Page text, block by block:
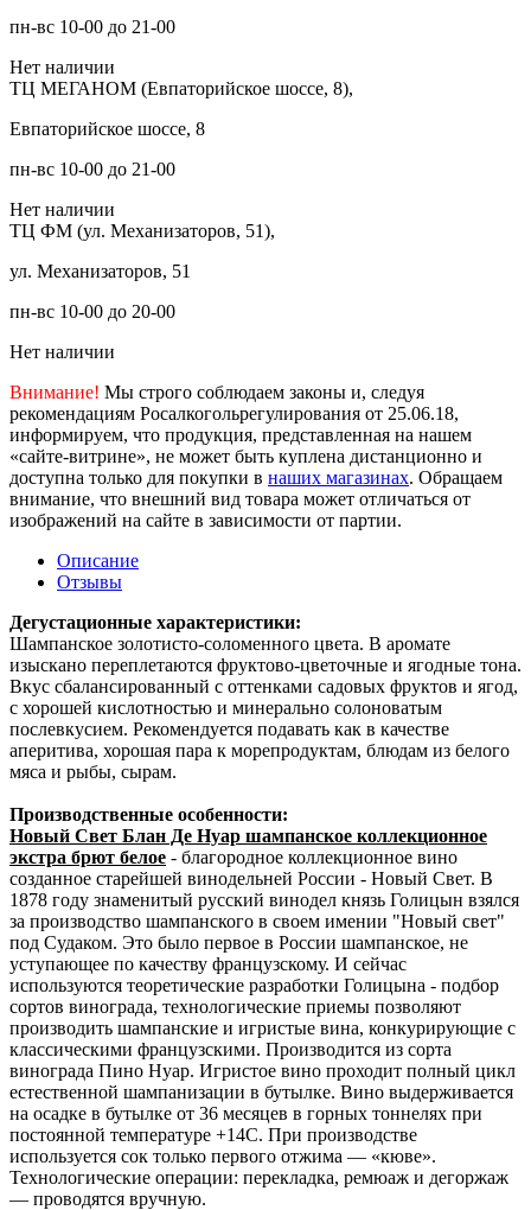
пн-вс 10-00 до 21-00
Нет наличии
ТЦ МЕГАНОМ (Евпаторийское шоссе, 8),
Евпаторийское шоссе, 8
пн-вс 10-00 до 21-00
Нет наличии
ТЦ ФМ (ул. Механизаторов, 51),
ул. Механизаторов, 51
пн-вс 10-00 до 20-00
Нет наличии
Внимание! Мы строго соблюдаем законы и, следуя
рекомендациям Росалкогольрегулирования от 25.06.18,
информируем, что продукция, представленная на нашем
«сайте-витрине», не может быть куплена дистанционно и
доступна только для покупки в наших магазинах. Обращаем
внимание, что внешний вид товара может отличаться от
изображений на сайте в зависимости от партии.
Описание
Отзывы
Дегустационные характеристики:
Шампанское золотисто-соломенного цвета. В аромате
изыскано переплетаются фруктово-цветочные и ягодные тона.
Вкус сбалансированный с оттенками садовых фруктов и ягод,
с хорошей кислотностью и минерально солоноватым
послевкусием. Рекомендуется подавать как в качестве
аперитива, хорошая пара к морепродуктам, блюдам из белого
мяса и рыбы, сырам.
Производственные особенности:
Новый Свет Блан Де Нуар шампанское коллекционное
экстра брют белое - благородное коллекционное вино
созданное старейшей винодельней России - Новый Свет. В
1878 году знаменитый русский винодел князь Голицын взялся
за производство шампанского в своем имении "Новый свет"
под Судаком. Это было первое в России шампанское, не
уступающее по качеству французскому. И сейчас
используются теоретические разработки Голицына - подбор
сортов винограда, технологические приемы позволяют
производить шампанские и игристые вина, конкурирующие с
классическими французскими. Производится из сорта
винограда Пино Нуар. Игристое вино проходит полный цикл
естественной шампанизации в бутылке. Вино выдерживается
на осадке в бутылке от 36 месяцев в горных тоннелях при
постоянной температуре +14С. При производстве
используется сок только первого отжима — «кюве».
Технологические операции: перекладка, ремюаж и дегоржаж
— проводятся вручную.